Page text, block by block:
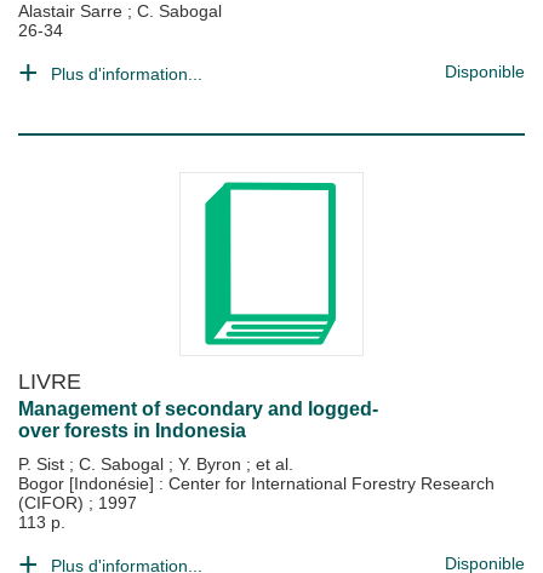
Alastair Sarre ; C. Sabogal
26-34
Plus d'information... Disponible
LIVRE
Management of secondary and logged-
over forests in Indonesia
P. Sist ; C. Sabogal ; Y. Byron ; et al.
Bogor [Indonésie] : Center for International Forestry Research
(CIFOR) ; 1997
113 p.
Plus d'information... Disponible